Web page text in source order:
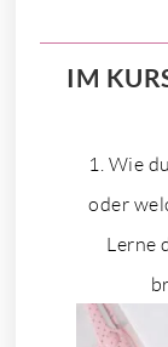
IM
Wie
oder
Lerne